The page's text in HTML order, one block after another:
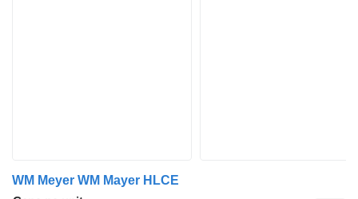
WM Meyer WM Mayer HLCE